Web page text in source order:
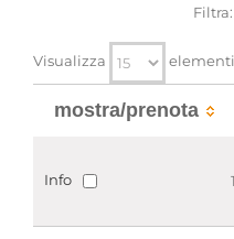
Visualizza elementi
Filtra:
mostra/prenota
Info